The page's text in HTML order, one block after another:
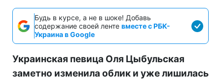
Будь в курсе, а не в шоке! Добавь
содержание своей ленте вместе с РБК-
Украина в Google
Украинская певица Оля Цыбульская
заметно изменила облик и уже лишилась